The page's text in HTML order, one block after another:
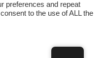
preferences and repeat
to the use of ALL the